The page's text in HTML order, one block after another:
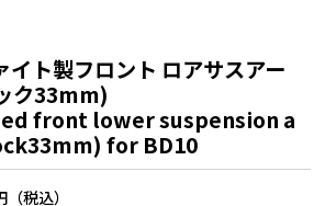
イト製フロント ロアサスアー
ク33mm)
front lower suspension a
for BD10
税込）